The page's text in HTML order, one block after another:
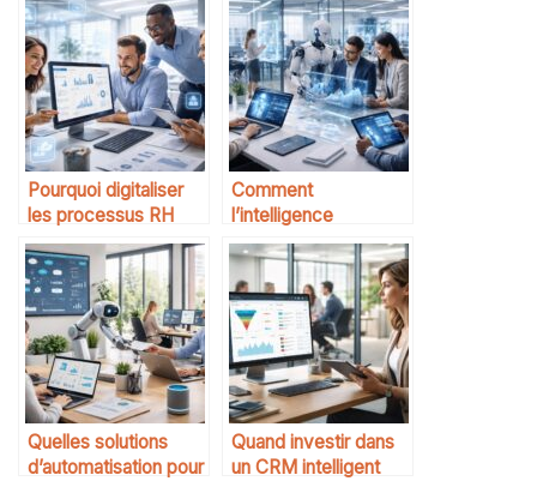
Pourquoi digitaliser
les processus RH
Comment
l’intelligence
artificielle transforme
les services
professionnels
Quelles solutions
d’automatisation pour
Quand investir dans
un CRM intelligent